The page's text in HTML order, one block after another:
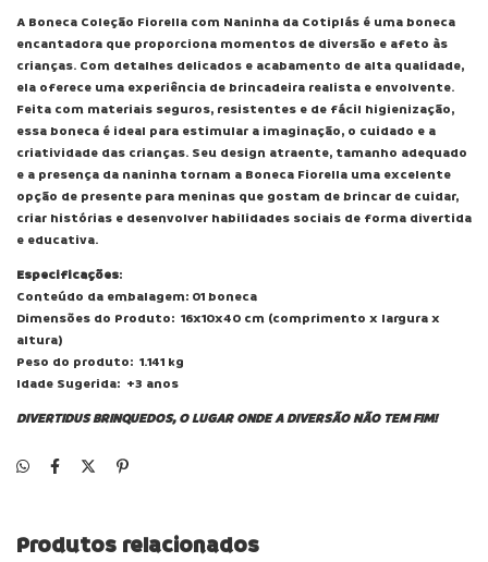
A Boneca Coleção Fiorella com Naninha da Cotiplás é uma boneca
encantadora que proporciona momentos de diversão e afeto às
crianças. Com detalhes delicados e acabamento de alta qualidade,
ela oferece uma experiência de brincadeira realista e envolvente.
Feita com materiais seguros, resistentes e de fácil higienização,
essa boneca é ideal para estimular a imaginação, o cuidado e a
criatividade das crianças. Seu design atraente, tamanho adequado
e a presença da naninha tornam a Boneca Fiorella uma excelente
opção de presente para meninas que gostam de brincar de cuidar,
criar histórias e desenvolver habilidades sociais de forma divertida
e educativa.
Especificações:
Conteúdo da embalagem: 01 boneca
Dimensões do Produto: 16x10x40 cm (comprimento x largura x
altura)
Peso do produto: 1.141 kg
Idade Sugerida: +3 anos
DIVERTIDUS BRINQUEDOS, O LUGAR ONDE A DIVERSÃO NÃO TEM FIM!
Produtos relacionados